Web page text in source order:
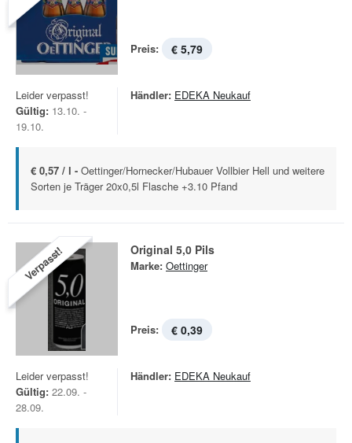
Preis: € 5,79
Leider verpasst!
Gültig: 13.10. -
19.10.
Händler: EDEKA Neukauf
€ 0,57 / l - Oettinger/Hornecker/Hubauer Vollbier Hell und weitere
Sorten je Träger 20x0,5l Flasche +3.10 Pfand
Verpasst! Original 5,0 Pils
Marke: Oettinger
Preis: € 0,39
Leider verpasst!
Gültig: 22.09. -
28.09.
Händler: EDEKA Neukauf